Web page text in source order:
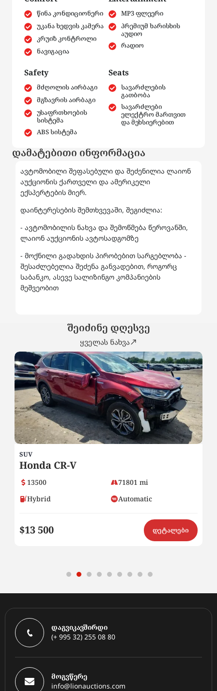
წინა კონდიციონერი
უკანა ხედვის კამერა
კრუიზ კონტროლი
ნავიგაცია
MP3 ფლეერი
პრემიუმ ხარისხის
აუდიო
რადიო
Safety
მძღოლის აირბაგი
მგზავრის აირბაგი
უსაფრთხოების
სისტემა
ABS სისტემა
Seats
სავარძლების
გათბობა
სავარძლები
ელექტრო მართვით
და მეხსიერებით
დამატებითი ინფორმაცია
ავტომობილი შეფასებული და შეძენილია ლაიონ
აუქციონის ქართველი და ამერიკელი
ექსპერტების მიერ.
დაინტერესების შემთხვევაში, შეგიძლია:
- ავტომობილის ნახვა და შემოწმება წეროვანში,
ლაიონ აუქციონის ავტოსადგომზე
- მოქნილი გადახდის პირობებით სარგებლობა -
შესაძლებელია შეძენა განვადებით, როგორც
საბანკო, ასევე სალიზინგო კომპანიების
მეშვეობით
შეიძინე დღესვე
ყველას ნახვა
SUV
Honda CR-V
13500
71801 mi
Hybrid
Automatic
$13 500 დეტალები
დაგვიკავშირდი
(+ 995 32) 255 08 80
მოგვწერე
info@lionauctions.com